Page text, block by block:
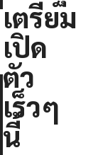
เตรียม
เปิด
ตัว
เร็วๆ
นี้
ตัว
เพื่อ
สร้าง
ความ
Hype
ล่าสุด
อุปกรณ์